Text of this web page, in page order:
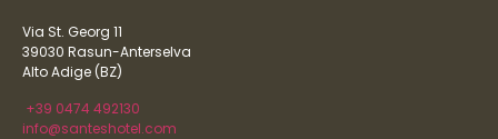
Via St. Georg 11
39030 Rasun-Anterselva
Alto Adige (BZ)
+39 0474 492130
info@santeshotel.com